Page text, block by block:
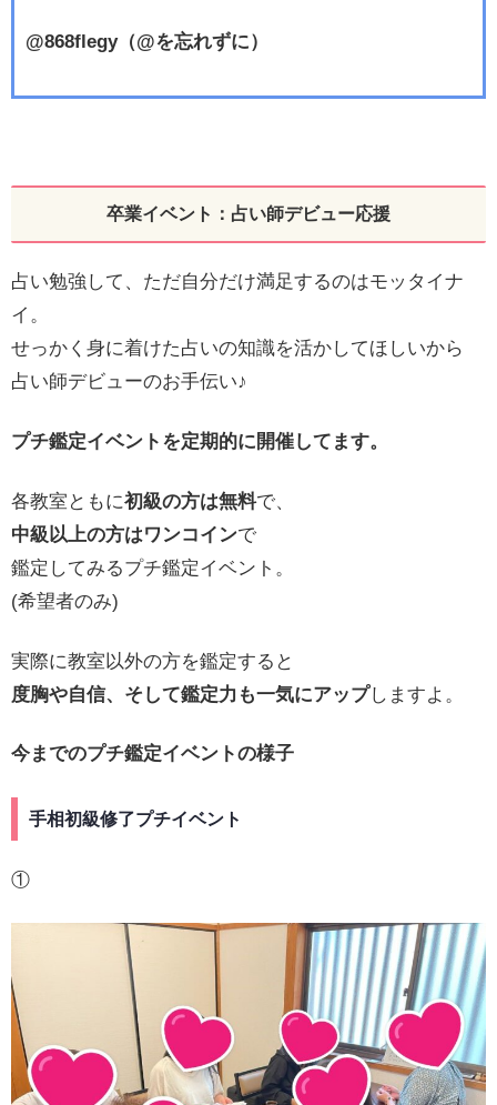
@868flegy（@を忘れずに）
卒業イベント：占い師デビュー応援
占い勉強して、ただ自分だけ満足するのはモッタイナ
イ。
せっかく身に着けた占いの知識を活かしてほしいから
占い師デビューのお手伝い♪
プチ鑑定イベントを定期的に開催してます。
各教室ともに初級の方は無料で、
中級以上の方はワンコインで
鑑定してみるプチ鑑定イベント。
(希望者のみ)
実際に教室以外の方を鑑定すると
度胸や自信、そして鑑定力も一気にアップしますよ。
今までのプチ鑑定イベントの様子
手相初級修了プチイベント
①